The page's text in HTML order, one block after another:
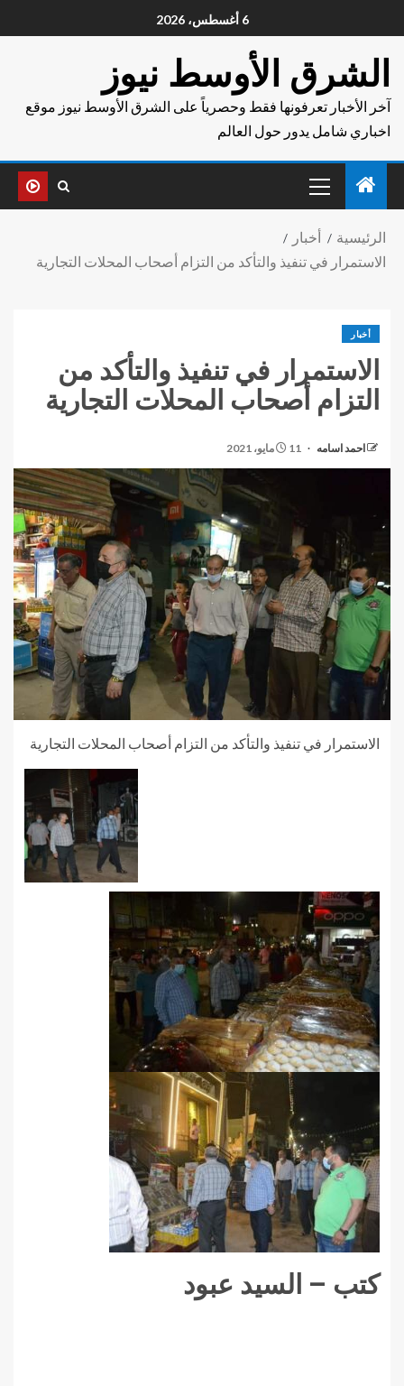
6 أغسطس، 2026
الشرق الأوسط نيوز
آخر الأخبار تعرفونها فقط وحصرياً على الشرق الأوسط نيوز موقع
اخباري شامل يدور حول العالم
الرئيسية
أخبار
الاستمرار في تنفيذ والتأكد من التزام أصحاب المحلات التجارية
أخبار
الاستمرار في تنفيذ والتأكد من
التزام أصحاب المحلات التجارية
احمد اسامه 11 مايو، 2021
الاستمرار في تنفيذ والتأكد من التزام أصحاب المحلات التجارية
كتب – السيد عبود